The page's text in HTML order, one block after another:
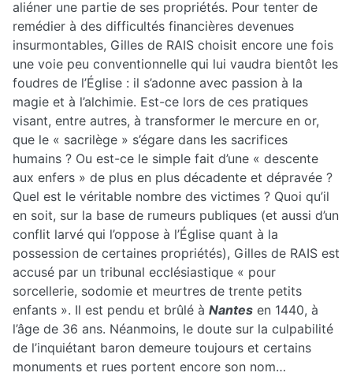
aliéner une partie de ses propriétés. Pour tenter de
remédier à des difficultés financières devenues
insurmontables, Gilles de RAIS choisit encore une fois
une voie peu conventionnelle qui lui vaudra bientôt les
foudres de l’Église : il s’adonne avec passion à la
magie et à l’alchimie. Est-ce lors de ces pratiques
visant, entre autres, à transformer le mercure en or,
que le « sacrilège » s’égare dans les sacrifices
humains ? Ou est-ce le simple fait d’une « descente
aux enfers » de plus en plus décadente et dépravée ?
Quel est le véritable nombre des victimes ? Quoi qu’il
en soit, sur la base de rumeurs publiques (et aussi d’un
conflit larvé qui l’oppose à l’Église quant à la
possession de certaines propriétés), Gilles de RAIS est
accusé par un tribunal ecclésiastique « pour
sorcellerie, sodomie et meurtres de trente petits
enfants ». Il est pendu et brûlé à Nantes en 1440, à
l’âge de 36 ans. Néanmoins, le doute sur la culpabilité
de l’inquiétant baron demeure toujours et certains
monuments et rues portent encore son nom…